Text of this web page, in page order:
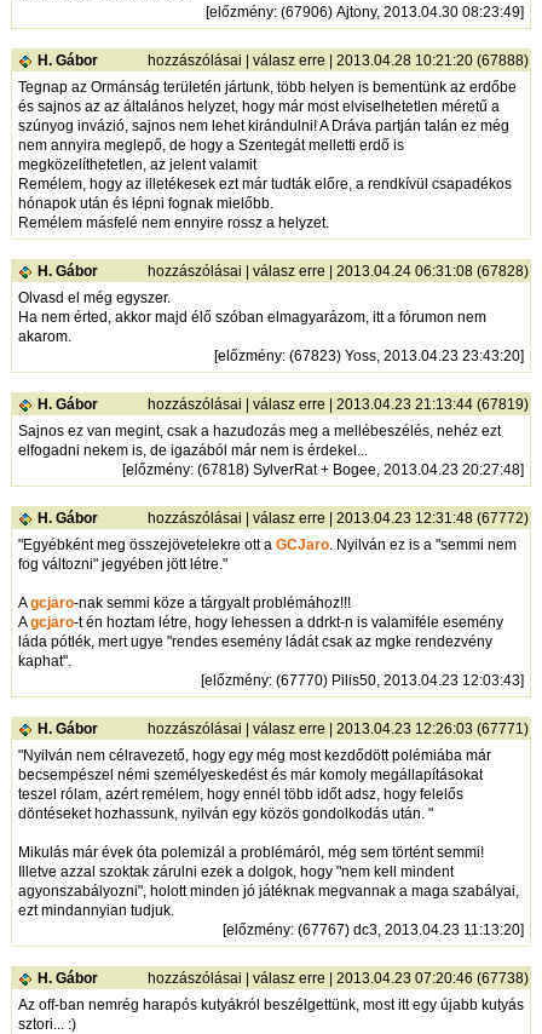
[előzmény: (67906) Ajtony, 2013.04.30 08:23:49]
H. Gábor hozzászólásai |válasz erre | 2013.04.28 10:21:20 (67888)
Tegnap az Ormánság területén jártunk, több helyen is bementünk az erdőbe
és sajnos az az általános helyzet, hogy már most elviselhetetlen méretű a
szúnyog invázió, sajnos nem lehet kirándulni! A Dráva partján talán ez még
nem annyira meglepő, de hogy a Szentegát melletti erdő is
megközelíthetetlen, az jelent valamit
Remélem, hogy az illetékesek ezt már tudták előre, a rendkívül csapadékos
hónapok után és lépni fognak mielőbb.
Remélem másfelé nem ennyire rossz a helyzet.
H. Gábor hozzászólásai |válasz erre | 2013.04.24 06:31:08 (67828)
Olvasd el még egyszer.
Ha nem érted, akkor majd élő szóban elmagyarázom, itt a fórumon nem
akarom.
[előzmény: (67823) Yoss, 2013.04.23 23:43:20]
H. Gábor hozzászólásai |válasz erre | 2013.04.23 21:13:44 (67819)
Sajnos ez van megint, csak a hazudozás meg a mellébeszélés, nehéz ezt
elfogadni nekem is, de igazából már nem is érdekel...
[előzmény: (67818) SylverRat + Bogee, 2013.04.23 20:27:48]
H. Gábor hozzászólásai |válasz erre | 2013.04.23 12:31:48 (67772)
"Egyébként meg összejövetelekre ott aGCJaro . Nyilván ez is a "semmi nem
fog változni" jegyében jött létre."
Agcjaro-nak semmi köze a tárgyalt problémához!!!
Agcjaro-t én hoztam létre, hogy lehessen a ddrkt-n is valamiféle esemény
láda pótlék, mert ugye "rendes esemény ládát csak az mgke rendezvény
kaphat".
[előzmény: (67770) Pilis50, 2013.04.23 12:03:43]
H. Gábor hozzászólásai |válasz erre | 2013.04.23 12:26:03 (67771)
"Nyilván nem célravezető, hogy egy még most kezdődött polémiába már
becsempészel némi személyeskedést és már komoly megállapításokat
teszel rólam, azért remélem, hogy ennél több időt adsz, hogy felelős
döntéseket hozhassunk, nyilván egy közös gondolkodás után. "
Mikulás már évek óta polemizál a problémáról, még sem történt semmi!
Illetve azzal szoktak zárulni ezek a dolgok, hogy "nem kell mindent
agyonszabályozni", holott minden jó játéknak megvannak a maga szabályai,
ezt mindannyian tudjuk.
[előzmény: (67767) dc3, 2013.04.23 11:13:20]
H. Gábor hozzászólásai |válasz erre | 2013.04.23 07:20:46 (67738)
Az off-ban nemrég harapós kutyákról beszélgettünk, most itt egy újabb kutyás
sztori... :)